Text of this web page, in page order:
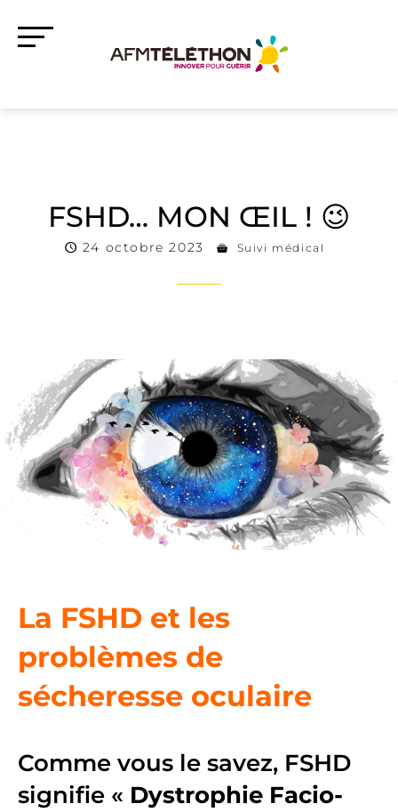
FSHD… MON ŒIL ! 😉
24 octobre 2023 Suivi médical
La FSHD et les
problèmes de
sécheresse oculaire
Comme vous le savez, FSHD
signifie « Dystrophie Facio-